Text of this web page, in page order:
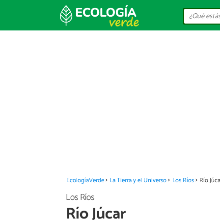
EcologíaVerde La Tierra y el Universo Los Ríos Río
Los Ríos
Río Júcar